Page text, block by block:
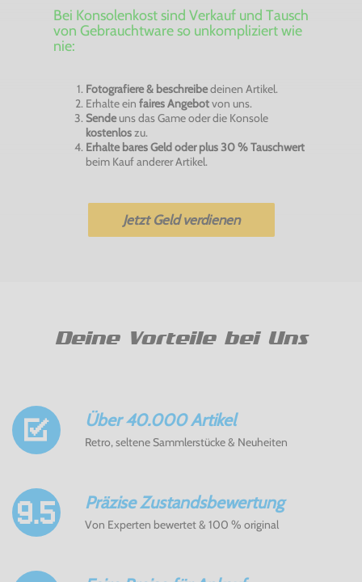
Bei Konsolenkost sind Verkauf und Tausch
von Gebrauchtware so unkompliziert wie
nie:
Fotografiere & beschreibedeinen Artikel.
Erhalte ein faires Angebotvon uns.
Sendeuns das Game oder die Konsole
kostenloszu.
Erhalte bares Geld oder plus 30 % Tauschwert
beim Kauf anderer Artikel.
Jetzt Geld verdienen
Deine Vorteile bei Uns
Über 40.000 Artikel
Retro, seltene Sammlerstücke & Neuheiten
Präzise Zustandsbewertung
Von Experten bewertet & 100 % original